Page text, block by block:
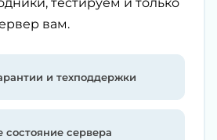
вам.
и техподдержки
состояние сервера